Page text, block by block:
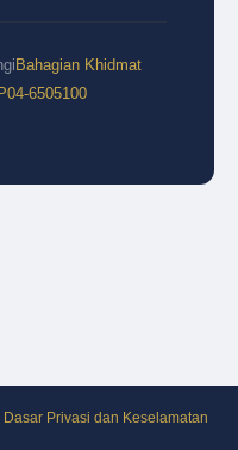
Bahagian Khidmat
04-6505100
Dasar Privasi dan Keselamatan